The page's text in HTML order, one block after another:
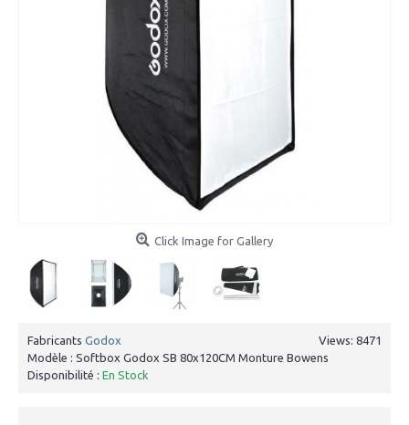
Click Image for Gallery
Views: 8471
Fabricants Godox
Modèle : Softbox Godox SB 80x120CM Monture Bowens
Disponibilité : En Stock